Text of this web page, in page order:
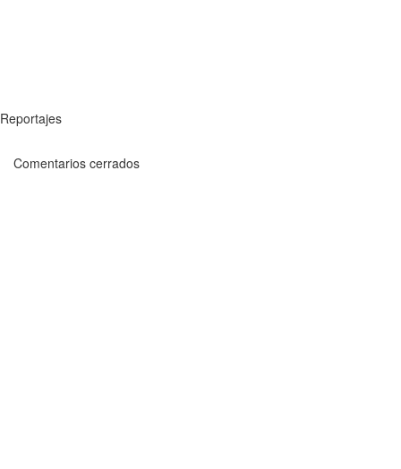
Reportajes
Comentarios cerrados